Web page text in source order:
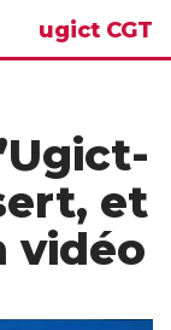
ugict CGT
et
vidéo